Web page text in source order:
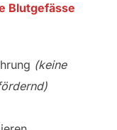
Blutgefässe
(keine